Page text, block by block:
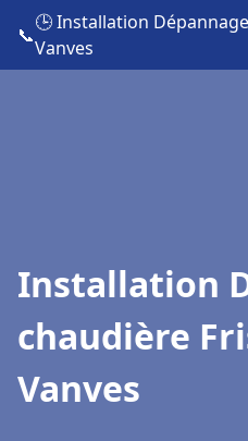
📞
🕒 Installation
Vanves
Installation
chaudière
Vanves